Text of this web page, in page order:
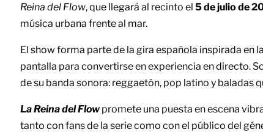
Reina del Flow, que llegará al recinto el 5 de julio de
música urbana frente al mar.
El show forma parte de la gira española inspirada en
pantalla para convertirse en experiencia en directo.
de su banda sonora: reggaetón, pop latino y baladas
La Reina del Flowpromete una puesta en escena
tanto con fans de la serie como con el público del